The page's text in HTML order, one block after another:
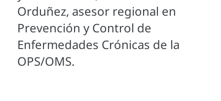
Orduñez, asesor regional en
Prevención y Control de
Enfermedades Crónicas de la
OPS/OMS.